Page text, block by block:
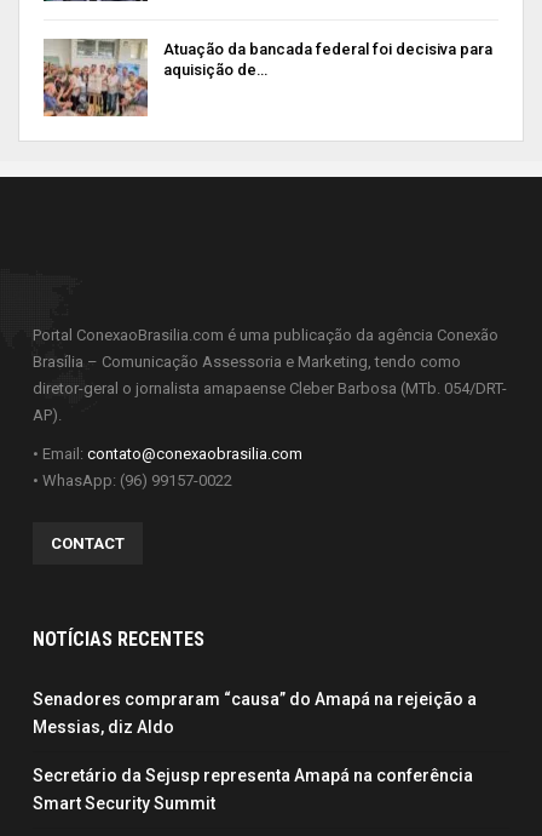
Atuação da bancada federal foi decisiva para
aquisição de…
Portal ConexaoBrasilia.com é uma publicação da agência Conexão
Brasília – Comunicação Assessoria e Marketing, tendo como
diretor-geral o jornalista amapaense Cleber Barbosa (MTb. 054/DRT-
AP).
• Email: contato@conexaobrasilia.com
• WhasApp: (96) 99157-0022
CONTACT
NOTÍCIAS RECENTES
Senadores compraram “causa” do Amapá na rejeição a
Messias, diz Aldo
Secretário da Sejusp representa Amapá na conferência
Smart Security Summit